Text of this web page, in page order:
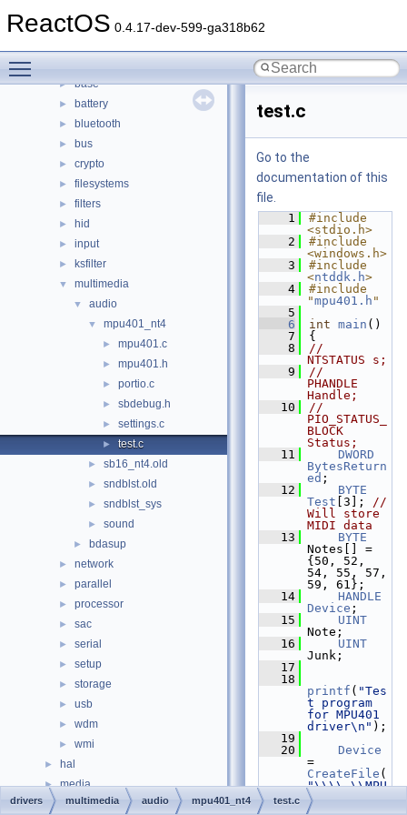
ReactOS 0.4.17-dev-599-ga318b62
► dll
► base
► battery
► bluetooth
► bus
► crypto
► filesystems
► filters
► hid
► input
► ksfilter
▼ multimedia
▼ audio
▼ mpu401_nt4
► mpu401.c
► mpu401.h
► portio.c
► sbdebug.h
► settings.c
► test.c
► sb16_nt4.old
► sndblst.old
► sndblst_sys
► sound
► bdasup
► network
► parallel
► processor
► sac
► serial
► setup
► storage
► usb
► wdm
► wmi
► hal
► media
► modules
test.c
Go to the
documentation of this
file.
    1
#include
<stdio.h>
    2
#include
<windows.h>
    3
#include
<ntddk.h>
    4
#include
"mpu401.h "
    5
    6
int main ()
    7
{
    8
//
NTSTATUS s;
    9
//
PHANDLE
Handle;
   10
//
PIO_STATUS_
BLOCK
Status;
   11
DWORD
BytesReturn
ed ;
   12
BYTE
Test [3]; //
Will store
MIDI data
   13
BYTE
Notes[] =
{50, 52,
54, 55, 57,
59, 61};
   14
HANDLE
Device ;
   15
UINT
Note;
   16
UINT
Junk;
   17
   18
printf ( "Tes
t program
for MPU401
driver\n" );
   19
   20
Device
CreateFile (
"\\\\.\\MPU
401_Out_0"
GENERIC_REA
drivers multimedia audio mpu401_nt4 test.c